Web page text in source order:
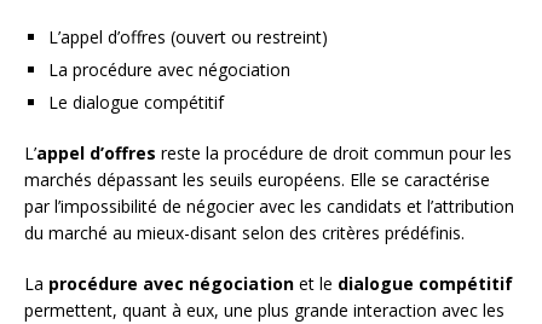
L’appel d’offres (ouvert ou restreint)
La procédure avec négociation
Le dialogue compétitif
L’appel d’offres reste la procédure de droit commun pour les
marchés dépassant les seuils européens. Elle se caractérise
par l’impossibilité de négocier avec les candidats et l’attribution
du marché au mieux-disant selon des critères prédéfinis.
La procédure avec négociation et le dialogue compétitif
permettent, quant à eux, une plus grande interaction avec les